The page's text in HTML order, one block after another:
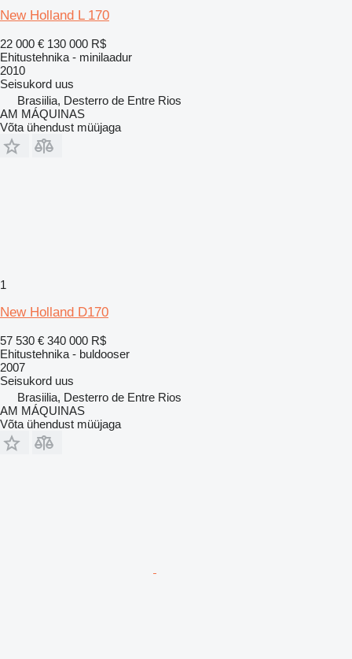
New Holland L 170
22 000 € 130 000 R$
Ehitustehnika - minilaadur
2010
Seisukord uus
Brasiilia, Desterro de Entre Rios
AM MÁQUINAS
Võta ühendust müüjaga
1
New Holland D170
57 530 € 340 000 R$
Ehitustehnika - buldooser
2007
Seisukord uus
Brasiilia, Desterro de Entre Rios
AM MÁQUINAS
Võta ühendust müüjaga